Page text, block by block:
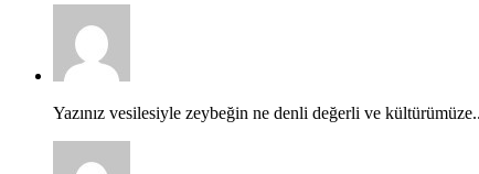
Yazınız vesilesiyle zeybeğin ne denli değerli ve